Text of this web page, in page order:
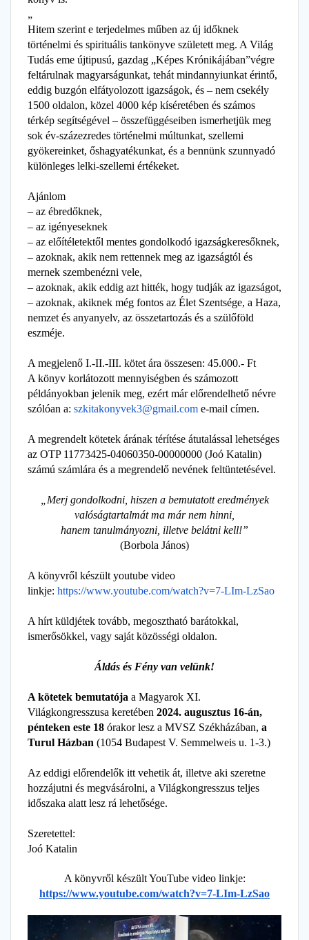
„
Hitem szerint e terjedelmes műben az új időknek
történelmi és spirituális tankönyve született meg. A Világ
Tudás eme újtipusú, gazdag „Képes Krónikájában”végre
feltárulnak magyarságunkat, tehát mindannyiunkat érintő,
eddig buzgón elfátyolozott igazságok, és – nem csekély
1500 oldalon, közel 4000 kép kíséretében és számos
térkép segítségével – összefüggéseiben ismerhetjük meg
sok év-százezredes történelmi múltunkat, szellemi
gyökereinket, őshagyatékunkat, és a bennünk szunnyadó
különleges lelki-szellemi értékeket.
Ajánlom
– az ébredőknek,
– az igényeseknek
– az előítéletektől mentes gondolkodó igazságkeresőknek,
– azoknak, akik nem rettennek meg az igazságtól és
mernek szembenézni vele,
– azoknak, akik eddig azt hitték, hogy tudják az igazságot,
– azoknak, akiknek még fontos az Élet Szentsége, a Haza,
nemzet és anyanyelv, az összetartozás és a szülőföld
eszméje.
A megjelenő I.-II.-III. kötet ára összesen: 45.000.- Ft
A könyv korlátozott mennyiségben és számozott
példányokban jelenik meg, ezért már előrendelhető névre
szólóan a: szkitakonyvek3@gmail.com e-mail címen.
A megrendelt kötetek árának térítése átutalással lehetséges
az OTP 11773425-04060350-00000000 (Joó Katalin)
számú számlára és a megrendelő nevének feltüntetésével.
„Merj gondolkodni, hiszen a bemutatott eredmények
valóságtartalmát ma már nem hinni,
hanem tanulmányozni, illetve belátni kell!”
(Borbola János)
A könyvről készült youtube video
linkje: https://www.youtube.com/watch?v=7-LIm-LzSao
A hírt küldjétek tovább, megosztható barátokkal,
ismerősökkel, vagy saját közösségi oldalon.
Áldás és Fény van velünk!
A kötetek bemutatója a Magyarok XI.
Világkongresszusa keretében 2024. augusztus 16-án,
pénteken este 18 órakor lesz a MVSZ Székházában, a
Turul Házban (1054 Budapest V. Semmelweis u. 1-3.)
Az eddigi előrendelők itt vehetik át, illetve aki szeretne
hozzájutni és megvásárolni, a Világkongresszus teljes
időszaka alatt lesz rá lehetősége.
Szeretettel:
Joó Katalin
A könyvről készült YouTube video linkje:
https://www.youtube.com/watch?v=7-LIm-LzSao